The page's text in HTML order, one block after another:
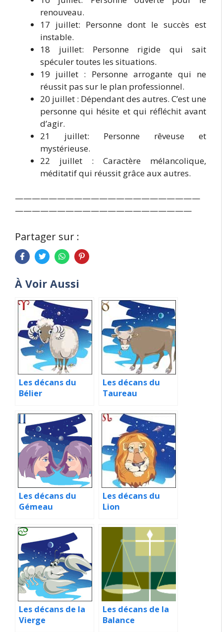
renouveau.
17 juillet: Personne dont le succès est
instable.
18 juillet: Personne rigide qui sait
spéculer toutes les situations.
19 juillet : Personne arrogante qui ne
réussit pas sur le plan professionnel.
20 juillet : Dépendant des autres. C’est une
personne qui hésite et qui réfléchit avant
d’agir.
21 juillet: Personne rêveuse et
mystérieuse.
22 juillet : Caractère mélancolique,
méditatif qui réussit grâce aux autres.
——————————————————————
—————————————————————
Partager sur :
À Voir Aussi
Les décans du
Bélier
Les décans du
Taureau
Les décans du
Gémeau
Les décans du
Lion
Les décans de la
Vierge
Les décans de la
Balance